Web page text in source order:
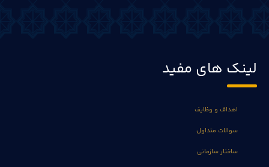
لینک های مفید
اهداف و وظایف
سوالات متداول
ساختار سازمانی